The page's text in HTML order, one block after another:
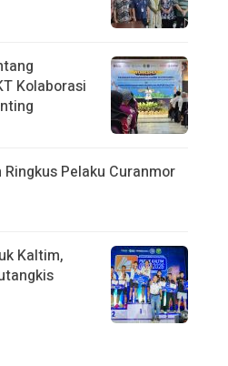
Kolaborasi
Pelaku Curanmor
Kaltim,